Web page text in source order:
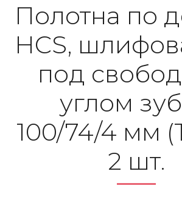
Полотна по
HCS,
под
углом
100/74/4 мм
2 шт.